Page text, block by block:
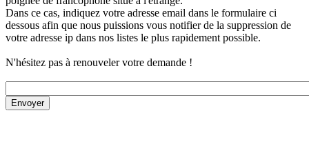
Dans ce cas, indiquez votre adresse email dans le formulaire ci
dessous afin que nous puissions vous notifier de la suppression de
votre adresse ip dans nos listes le plus rapidement possible.
N'hésitez pas à renouveler votre demande !